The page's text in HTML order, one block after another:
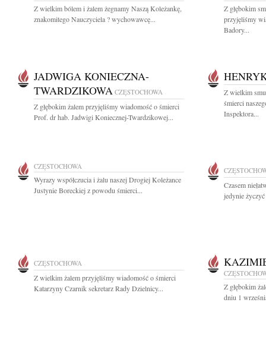
Z wielkim bólem i żalem żegnamy Naszą Koleżankę,
znakomitego Nauczyciela ? wychowawcę...
Z głębokim
przyjęliśmy
Badory...
JADWIGA KONIECZNA-
TWARDZIKOWA CZĘSTOCHOWA
Z głębokim żalem przyjęliśmy wiadomość o śmierci
Prof. dr hab. Jadwigi Koniecznej-Twardzikowej...
Z wielkim
śmierci
Inspektora...
CZĘSTOCHOWA
Wyrazy współczucia i żalu naszej Drogiej Koleżance
Justynie Boreckiej z powodu śmierci...
Czasem
jedynie
CZĘSTOCHOWA
Z wielkim żalem przyjęliśmy wiadomość o śmierci
Katarzyny Czarnik sekretarz Rady Dzielnicy...
Z głębokim
dniu 1